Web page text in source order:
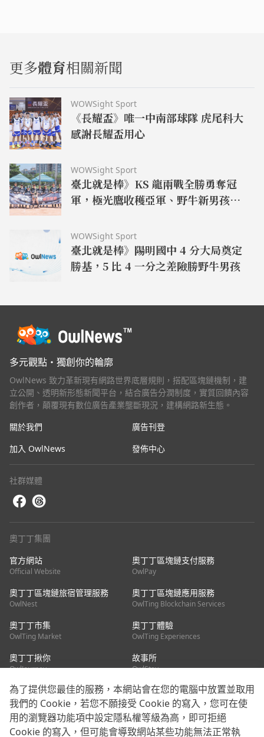
更多體育相關新聞
WOWSight Sport
《長耀盃》唯一中南部球隊 虎尾科大
感謝長耀盃用心
WOWSight Sport
臺北就是棒》KS 龍兩戰全勝勇奪冠
軍，極光鷹收穫亞軍、野牛新男孩摘
WOWSight Sport
臺北就是棒》陽明國中 4 分大局奠定
勝基，5 比 4 一分之差險勝野牛男孩
多元觀點・獨創你的輪廓
OwlNews 致力革新現有網路世界底層規則，搭配區塊鏈機制，建
立公開、透明新形態新聞平台，結合廣告分潤制度，實質回饋內容
創作者，顛覆現有數位廣告產業壟斷現況，建構網路新生態。
關於我們
廣告刊登
加入 OwlNews
發佈中心
社群媒體
奧丁丁集團
官方網站
Official Website
奧丁丁區塊鏈支付服務
OwlPay
奧丁丁區塊鏈旅宿管理服務
OwlNest
奧丁丁區塊鏈應用服務
OwlTing Blockchain Services
奧丁丁市集
OwlTing Market
奧丁丁體驗
OwlTing Experiences
奧丁丁揪你
OwlJourney
故事所
OwlStay
聯絡我們
客服信箱：mediapartner@owlting.com
服務信箱 / 廣告洽詢：info_owlnews@owlting.com
為了提供您最佳的服務，本網站會在您的電腦中放置並取用
我們的 Cookie，若您不願接受 Cookie 的寫入，您可在使
用的瀏覽器功能項中設定隱私權等級為高，即可拒絕
Cookie 的寫入，但可能會導致網站某些功能無法正常執